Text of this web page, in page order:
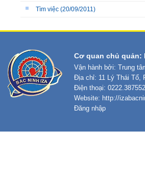
Tìm việc (20/09/2011)
Cơ quan chủ quản:
Vận hành bởi: Trung
Địa chỉ: 11 Lý Thái Tổ,
Điện thoại:
Website: http://
Đăng nhập